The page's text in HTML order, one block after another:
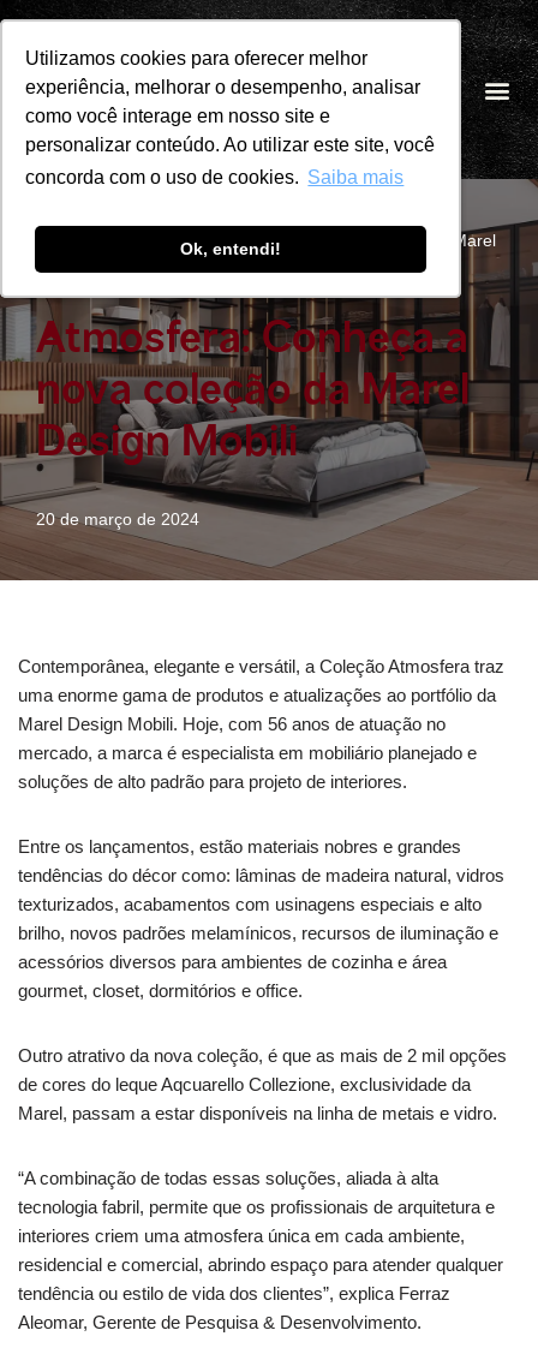
Utilizamos cookies para oferecer melhor
experiência, melhorar o desempenho, analisar
como você interage em nosso site e
personalizar conteúdo. Ao utilizar este site, você
concorda com o uso de cookies. Saiba mais
Ok, entendi!
Utilizamos cookies para oferecer melhor
experiência, melhorar o desempenho, analisar
como você interage em nosso site e
personalizar conteúdo. Ao utilizar este site, você
concorda com o uso de cookies. Saiba mais
Ok, entendi!
Pular
para
o
conteúdo
PT
Atmosfera: Conheça a nova coleção da Marel
Design Mobili
Atmosfera: Conheça a
nova coleção da Marel
Design Mobili
20 de março de 2024
Contemporânea, elegante e versátil, a Coleção Atmosfera traz
uma enorme gama de produtos e atualizações ao portfólio da
Marel Design Mobili. Hoje, com 56 anos de atuação no
mercado, a marca é especialista em mobiliário planejado e
soluções de alto padrão para projeto de interiores.
Entre os lançamentos, estão materiais nobres e grandes
tendências do décor como: lâminas de madeira natural, vidros
texturizados, acabamentos com usinagens especiais e alto
brilho, novos padrões melamínicos, recursos de iluminação e
acessórios diversos para ambientes de cozinha e área
gourmet, closet, dormitórios e office.
Outro atrativo da nova coleção, é que as mais de 2 mil opções
de cores do leque Aqcuarello Collezione, exclusividade da
Marel, passam a estar disponíveis na linha de metais e vidro.
“A combinação de todas essas soluções, aliada à alta
tecnologia fabril, permite que os profissionais de arquitetura e
interiores criem uma atmosfera única em cada ambiente,
residencial e comercial, abrindo espaço para atender qualquer
tendência ou estilo de vida dos clientes”, explica Ferraz
Aleomar, Gerente de Pesquisa & Desenvolvimento.